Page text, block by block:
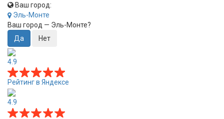
Ваш город:
Эль-Монте
Ваш город — Эль-Монте?
4.9
Рейтинг в Яндексе
4.9